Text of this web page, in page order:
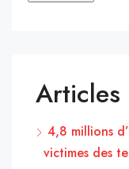
Articles
4,8 millions
victimes des